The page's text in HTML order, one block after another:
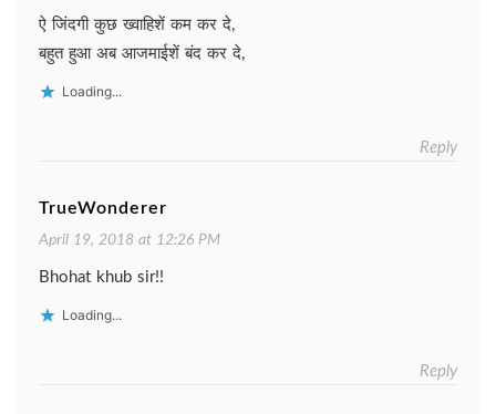
ऐ जिंदगी कुछ ख्वाहिशें कम कर दे,
बहुत हुआ अब आजमाईशें बंद कर दे,
Loading...
Reply
TrueWonderer
April 19, 2018 at 12:26 PM
Bhohat khub sir!!
Loading...
Reply